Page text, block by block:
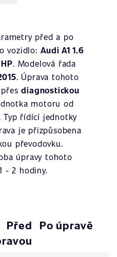
před a po
vozidlo: Audi A1 1.6
. Modelová řada
. Úprava tohoto
přesdiagnostickou
motoru od
Typ řídící jednotky
je přizpůsobena
převodovku.
úpravy tohoto
- 2 hodiny.
Před Po úpravě